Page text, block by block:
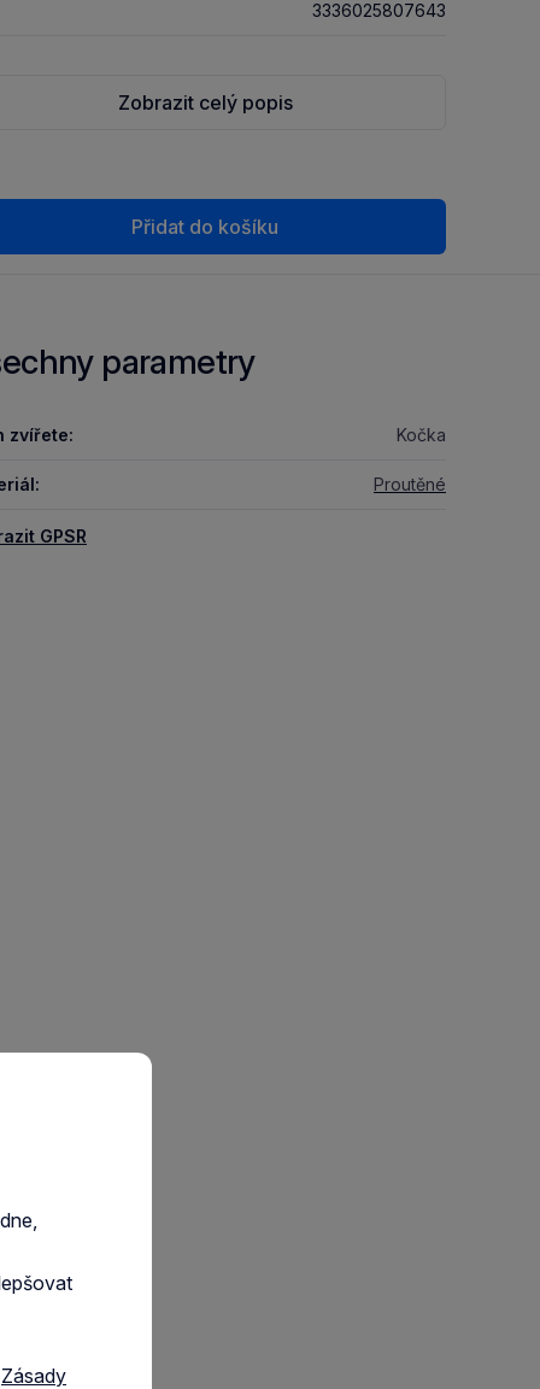
3336025807643
Zobrazit celý popis
Přidat do košíku
parametry
zvířete: Kočka
Proutěné
GPSR
Zásady